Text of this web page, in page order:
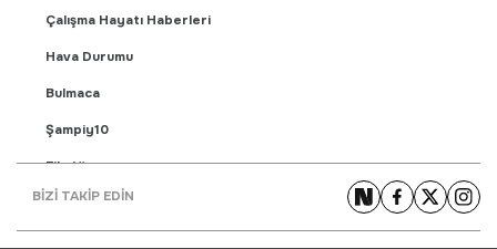
Çalışma Hayatı Haberleri
Hava Durumu
Bulmaca
Şampiy10
Fikstür
Puan Durumu
BİZİ TAKİP EDİN